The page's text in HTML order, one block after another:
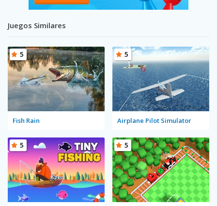
Juegos Similares
Fish Rain
5
Airplane Pilot Simulator
5
5 5